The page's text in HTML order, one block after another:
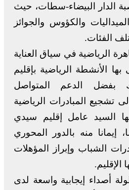
الدار البيضاء-سطات، حيث
والكؤوس والجوائز
الفئات.
الرياضية في سياق العناية
الأنشطة الرياضية بإقليم
بفضل الدعم المتواصل
تشجيع المبادرات الرياضية
السيد عامل إقليم سيدي
إيمانا منه بالدور المحوري
الشباب وإبراز المؤهلات
الإقليم.
أصداء إيجابية واسعة لدى